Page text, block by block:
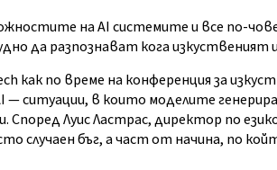
на AI системите и все по-
да разпознават кога изкуственият
как по време на конференция за
— ситуации, в които моделите
Луис Ластрас, директор по
случаен бъг, а част от начина, по